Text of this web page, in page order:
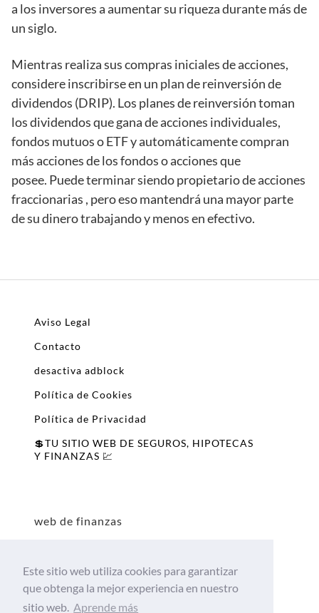
a los inversores a aumentar su riqueza durante más de
un siglo.
Mientras realiza sus compras iniciales de acciones,
considere inscribirse en un plan de reinversión de
dividendos (DRIP). Los planes de reinversión toman
los dividendos que gana de acciones individuales,
fondos mutuos o ETF y automáticamente compran
más acciones de los fondos o acciones que
posee. Puede terminar siendo propietario de acciones
fraccionarias , pero eso mantendrá una mayor parte
de su dinero trabajando y menos en efectivo.
Aviso Legal
Contacto
desactiva adblock
Política de Cookies
Política de Privacidad
💲TU SITIO WEB DE SEGUROS, HIPOTECAS
Y FINANZAS 💹
web de finanzas
Este sitio web utiliza cookies para garantizar
que obtenga la mejor experiencia en nuestro
sitio web. Aprende más